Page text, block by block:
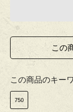
この
この商品のキー
750